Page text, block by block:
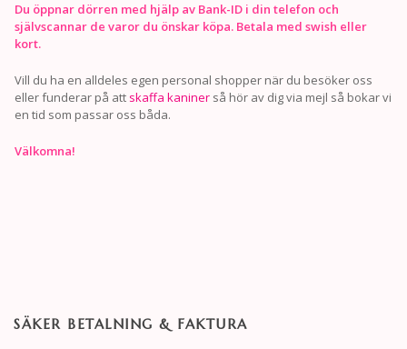
Du öppnar dörren med hjälp av Bank-ID i din telefon och
självscannar de varor du önskar köpa. Betala med swish eller
kort.
Vill du ha en alldeles egen personal shopper när du besöker oss
eller funderar på att skaffa kaniner så hör av dig via mejl så bokar vi
en tid som passar oss båda.
Välkomna!
SÄKER BETALNING & FAKTURA